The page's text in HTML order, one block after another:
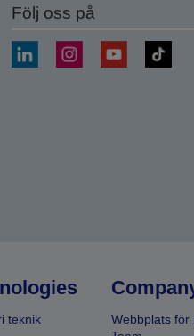
Följ oss på
teknik
Webbplats för